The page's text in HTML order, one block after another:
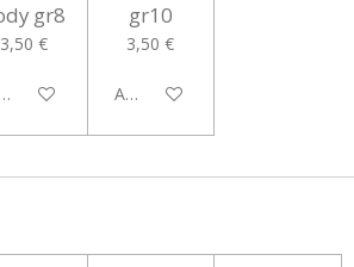
gr8
3,50 €
al carrello
gr10
3,50 €
Aggiungi al carrello